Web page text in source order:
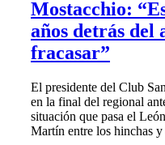
Mostacchio:
años detrás del
fracasar”
El presidente del Club
en la final del regional
situación que pasa el
Martín entre los hinchas